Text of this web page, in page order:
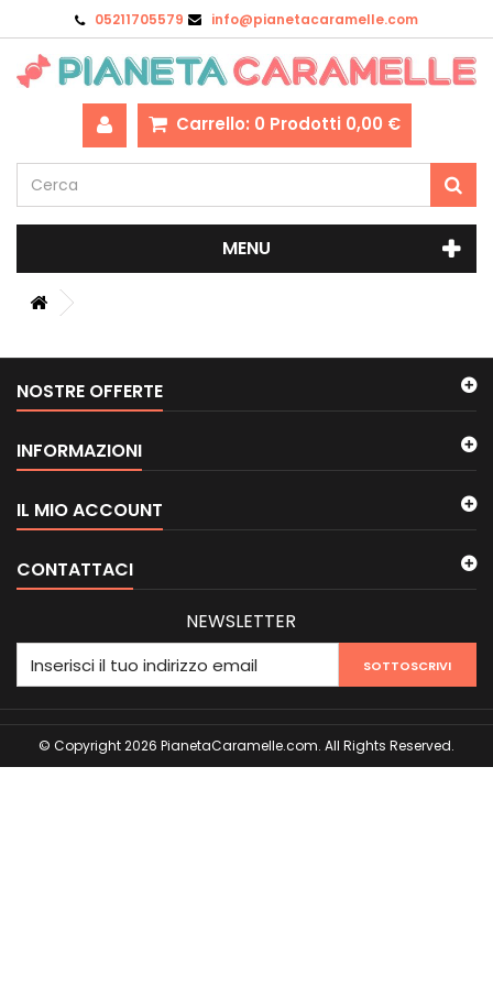
05211705579 info@pianetacaramelle.com
Carrello: 0 Prodotti 0,00 €
MENU
NOSTRE OFFERTE
INFORMAZIONI
© Copyright 2026 PianetaCaramelle.com. All Rights Reserved.
IL MIO ACCOUNT
CONTATTACI
NEWSLETTER
SOTTOSCRIVI